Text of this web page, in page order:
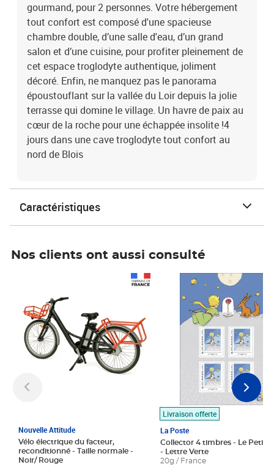
gourmand, pour 2 personnes. Votre hébergement
tout confort est composé d'une spacieuse
chambre double, d’une salle d'eau, d’un grand
salon et d’une cuisine, pour profiter pleinement de
cet espace troglodyte authentique, joliment
décoré. Enfin, ne manquez pas le panorama
époustouflant sur la vallée du Loir depuis la jolie
terrasse qui domine le village. Un havre de paix au
cœur de la roche pour une échappée insolite !4
jours dans une cave troglodyte tout confort au
nord de Blois
Caractéristiques
Nos clients ont aussi consulté
Nouvelle Attitude
Vélo électrique du facteur,
reconditionné - Taille normale -
Noir/ Rouge
Livraison offerte
La Poste
Collector 4 timbres - Le Petit
- Lettre Verte
20g / France
Prix 7,50€